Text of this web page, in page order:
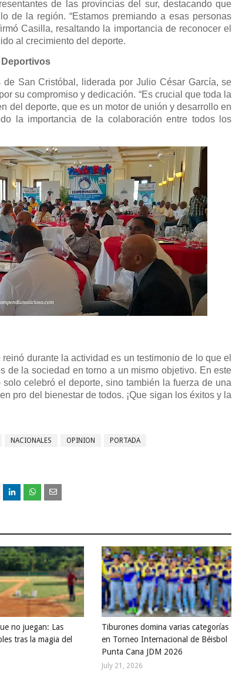
de las provincias del sur, destacando que
de la región. “Estamos premiando a esas personas
Casilla, resaltando la importancia de reconocer el
al crecimiento del deporte.
Deportivos
San Cristóbal, liderada por Julio César García, se
su compromiso y dedicación. “Es crucial que toda la
del deporte, que es un motor de unión y desarrollo en
la importancia de la colaboración entre todos los
durante la actividad es un testimonio de lo que el
de la sociedad en torno a un mismo objetivo. En este
celebró el deporte, sino también la fuerza de una
pro del bienestar de todos. ¡Que sigan los éxitos y la
NACIONALES OPINION PORTADA
no juegan: Las
tras la magia del
Tiburones domina varias categorías
en Torneo Internacional de Béisbol
Punta Cana JDM 2026
July 21, 2026